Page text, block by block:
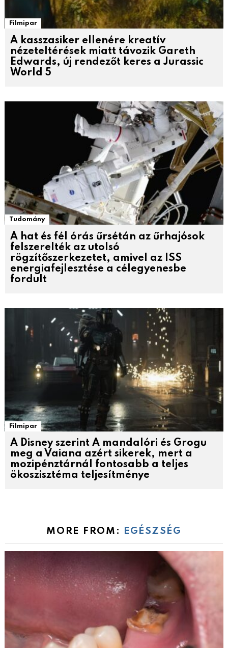
Filmipar
A kasszasiker ellenére kreatív
nézeteltérések miatt távozik Gareth
Edwards, új rendezőt keres a Jurassic
World 5
Tudomány
A hat és fél órás űrsétán az űrhajósok
felszerelték az utolsó
rögzítőszerkezetet, amivel az ISS
energiafejlesztése a célegyenesbe
fordult
Filmipar
A Disney szerint A mandalóri és Grogu
meg a Vaiana azért sikerek, mert a
mozipénztárnál fontosabb a teljes
ökoszisztéma teljesítménye
MORE FROM: EGÉSZSÉG